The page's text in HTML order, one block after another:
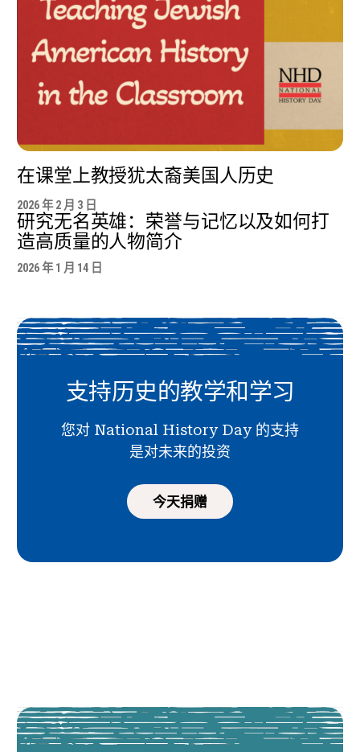
在课堂上教授犹太裔美国人历史
2026 年 2 月 3 日
研究无名英雄：荣誉与记忆以及如何打
造高质量的人物简介
2026 年 1 月 14 日
支持历史的教学和学习
您对 National History Day 的支持
是对未来的投资
今天捐赠